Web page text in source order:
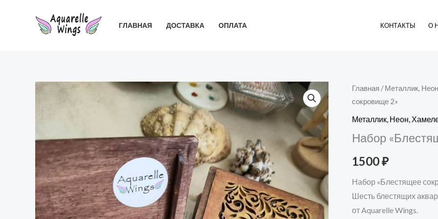
содержимому
ГЛАВНАЯ ДОСТАВКА ОПЛАТА КОНТАКТЫ О
Главная /Металлик,
сокровище 2»
Металлик, Неон,
Набор
1500₽
Набор «Блестящее
Шесть блестящих
от Aquarelle Wings.